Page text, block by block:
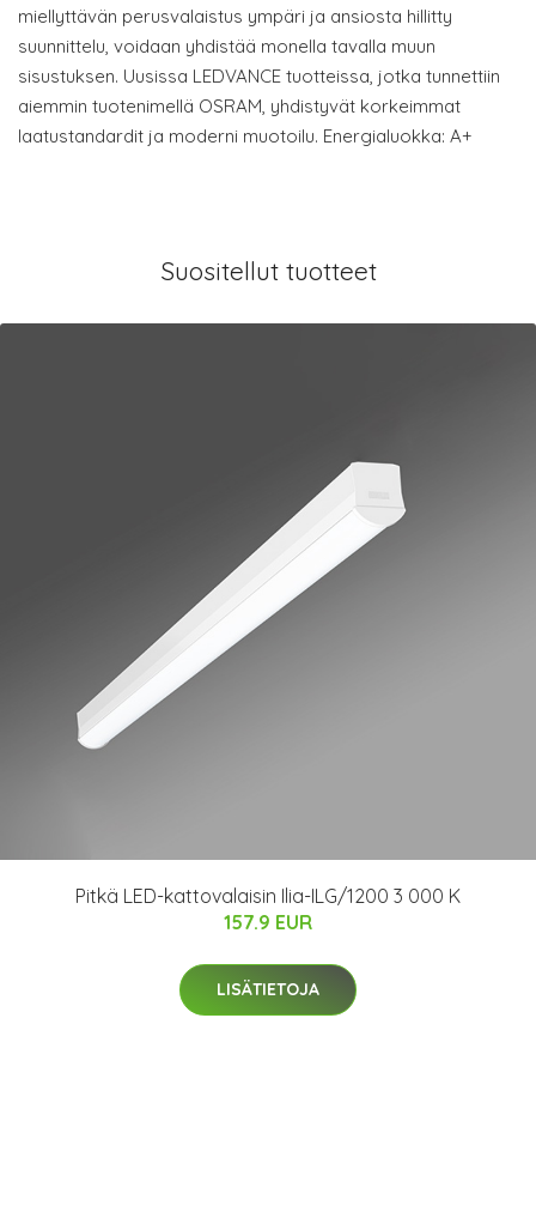
miellyttävän perusvalaistus ympäri ja ansiosta hillitty
suunnittelu, voidaan yhdistää monella tavalla muun
sisustuksen. Uusissa LEDVANCE tuotteissa, jotka tunnettiin
aiemmin tuotenimellä OSRAM, yhdistyvät korkeimmat
laatustandardit ja moderni muotoilu. Energialuokka: A+
Suositellut tuotteet
Pitkä LED-kattovalaisin Ilia-ILG/1200 3 000 K
157.9 EUR
LISÄTIETOJA